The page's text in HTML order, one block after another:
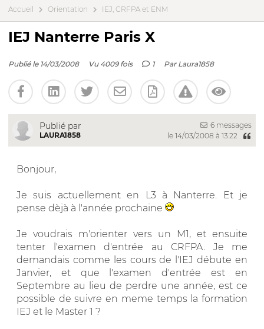
Accueil Orientation IEJ, CRFPA et ENM
IEJ Nanterre Paris X
Publié le 14/03/2008 Vu 4009 fois 1 Par Laura1858
Publié par
LAURA1858
6 messages
le 14/03/2008 à 13:22
Bonjour,
Je suis actuellement en L3 à Nanterre. Et je
pense dèjà à l'année prochaine
Je voudrais m'orienter vers un M1, et ensuite
tenter l'examen d'entrée au CRFPA. Je me
demandais comme les cours de l'IEJ débute en
Janvier, et que l'examen d'entrée est en
Septembre au lieu de perdre une année, est ce
possible de suivre en meme temps la formation
IEJ et le Master 1 ?